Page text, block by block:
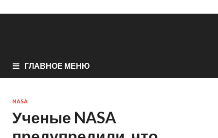
ГЛАВНОЕ МЕНЮ
NASA
Ученые NASA